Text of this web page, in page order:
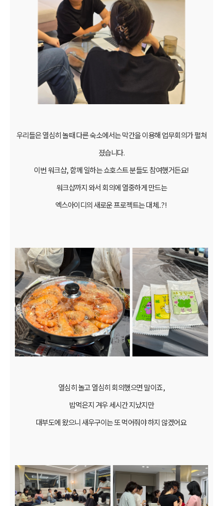
우리들은 열심히 놀때 다른 숙소에서는 막간을 이용해 업무회의가 펼쳐
졌습니다.
이번 워크샵, 함께 일하는 쇼호스트 분들도 참여했거든요!
워크샵까지 와서 회의에 열중하게 만드는
엑스아이디의 새로운 프로젝트는 대체..?!
열심히 놀고 열심히 회의했으면 말이죠,
밥먹은지 겨우 세시간 지났지만
대부도에 왔으니 새우구이는 또 먹어줘야 하지 않겠어요